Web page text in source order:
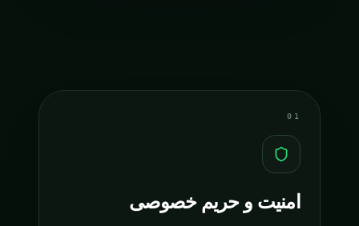
امنیت و حریم خصوصی